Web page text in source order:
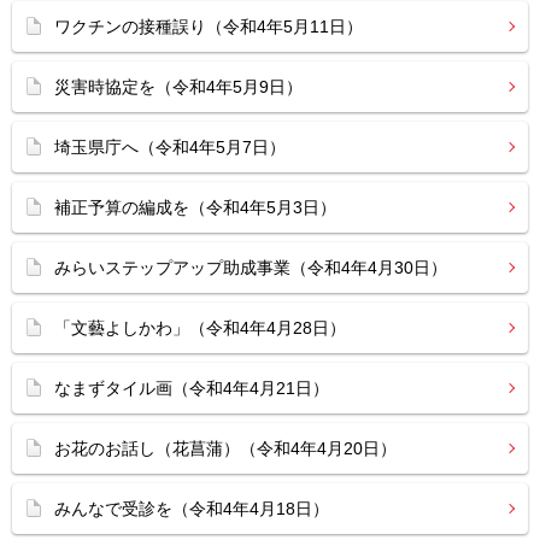
ワクチンの接種誤り（令和4年5月11日）
災害時協定を（令和4年5月9日）
埼玉県庁へ（令和4年5月7日）
補正予算の編成を（令和4年5月3日）
みらいステップアップ助成事業（令和4年4月30日）
「文藝よしかわ」（令和4年4月28日）
なまずタイル画（令和4年4月21日）
お花のお話し（花菖蒲）（令和4年4月20日）
みんなで受診を（令和4年4月18日）